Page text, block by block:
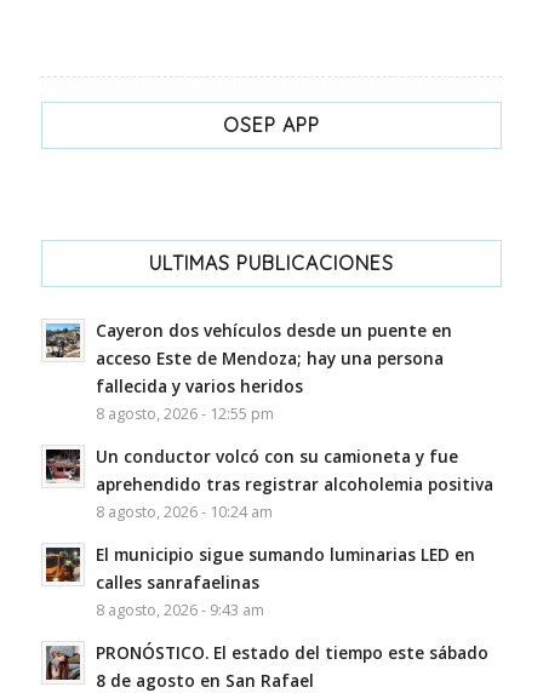
OSEP APP
ULTIMAS PUBLICACIONES
Cayeron dos vehículos desde un puente en
acceso Este de Mendoza; hay una persona
fallecida y varios heridos
8 agosto, 2026 - 12:55 pm
Un conductor volcó con su camioneta y fue
aprehendido tras registrar alcoholemia positiva
8 agosto, 2026 - 10:24 am
El municipio sigue sumando luminarias LED en
calles sanrafaelinas
8 agosto, 2026 - 9:43 am
PRONÓSTICO. El estado del tiempo este sábado
8 de agosto en San Rafael